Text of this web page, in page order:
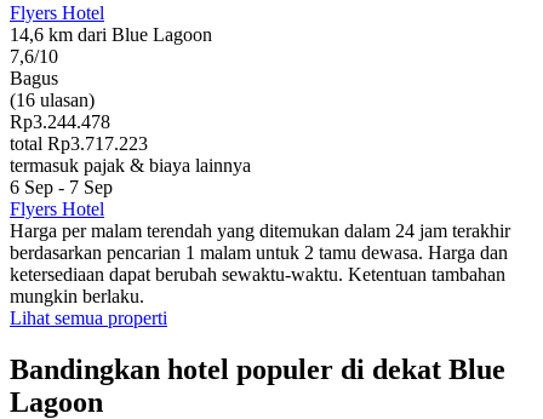
Flyers Hotel
14,6 km dari Blue Lagoon
7,6/10
Bagus
(16 ulasan)
Rp3.244.478
total Rp3.717.223
termasuk pajak & biaya lainnya
6 Sep - 7 Sep
Flyers Hotel
Harga per malam terendah yang ditemukan dalam 24 jam terakhir
berdasarkan pencarian 1 malam untuk 2 tamu dewasa. Harga dan
ketersediaan dapat berubah sewaktu-waktu. Ketentuan tambahan
mungkin berlaku.
Lihat semua properti
Bandingkan hotel populer di dekat Blue
Lagoon